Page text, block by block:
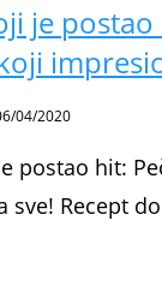
je postao
04/2020
postao hit:
sve! Recept